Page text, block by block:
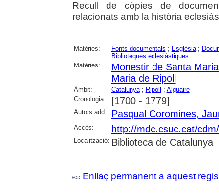
Recull de còpies de
relacionats amb la història
Matèries: Fonts documentals ; Església;
Biblioteques eclesiàstiques
Matèries:
Monestir de Santa
Maria de Ripoll
Àmbit: Catalunya; Ripoll ; Alguaire
Cronologia:
[1700 - 1779]
Autors add.: Pasqual Coromines,
Accés: http://mdc.csuc.cat/
Localització: Biblioteca de Catalunya
Enllaç permanent a aquest